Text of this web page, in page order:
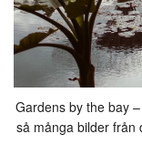
Gardens by the bay
så många bilder från